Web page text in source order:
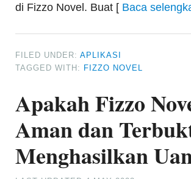
di Fizzo Novel. Buat [ Baca
FILED UNDER:APLIKASI
TAGGED WITH: FIZZO NOVEL
Apakah Fizzo
Aman dan
Menghasilkan